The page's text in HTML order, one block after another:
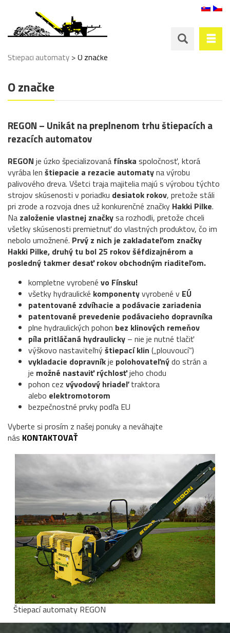
Štiepací automaty >O značke
O značke
REGON – Unikát na preplnenom trhu štiepacích a
rezacích automatov
REGON je úzko špecializovaná fínska spoločnosť, ktorá
vyrába len štiepacie a rezacie automatyna výrobu
palivového dreva. Všetci traja majitelia majú s výrobou týchto
strojov skúsenosti v poriadku desiatok rokov, pretože stáli
pri zrode a rozvoja dnes už konkurenčné značky Hakki Pilke.
Na založenie vlastnej značkysa rozhodli, pretože chceli
všetky skúsenosti premietnuť do vlastných produktov, čo im
nebolo umožnené. Prvý z nich je zakladateľom značky
Hakki Pilke, druhý tu bol 25 rokov šéfdizajnérom a
posledný takmer desať rokov obchodným riaditeľom.
kompletne vyrobené vo Fínsku!
všetky hydraulické komponentyvyrobené v EÚ
patentované zdvíhacie a podávacie zariadenia
patentované prevedenie podávacieho dopravníka
plne hydraulických pohon bez klinových remeňov
píla pritláčaná hydraulicky – nie je nutné tlačiť
výškovo nastaviteľnýštiepací klin („plouvoucí“)
vykladacie dopravníkje polohovateľnýdo strán a
je možné nastaviť rýchlosťjeho chodu
pohon cez vývodový hriadeľtraktora
alebo elektromotorom
bezpečnostné prvky podľa EU
Vyberte si prosím z našej ponuky a neváhajte
nás KONTAKTOVAŤ
Štiepací automaty REGON